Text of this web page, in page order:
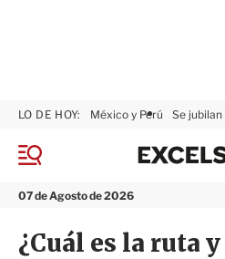
M
n
07 de Agosto de 2026
LO DE HOY: México y Perú Se
¿Cuál es la ruta